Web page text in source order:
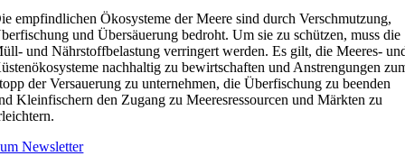
empfindlichen Ökosysteme der Meere sind durch Verschmutzung,
und Übersäuerung bedroht. Um sie zu schützen, muss die
und Nährstoffbelastung verringert werden. Es gilt, die Meeres-
nachhaltig zu bewirtschaften und Anstrengungen
der Versauerung zu unternehmen, die Überfischung zu beenden
Kleinfischern den Zugang zu Meeresressourcen und Märkten zu
Newsletter